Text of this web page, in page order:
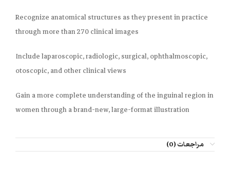
Recognize anatomical structures as they present in practice
throughmore than 270 clinical images
Include laparoscopic, radiologic, surgical, ophthalmoscopic,
otoscopic, and other clinical views
Gain a more complete understanding of the inguinal region in
womenthrough a brand-new, large-format illustration
مراجعات (0)